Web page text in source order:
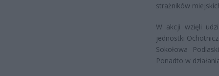
strażników
W akcji wzięli
jednostki
Sokołowa
Ponadto w